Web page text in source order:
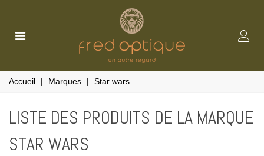
Accueil | Marques | Star wars
LISTE DES PRODUITS DE LA MARQUE
STAR WARS